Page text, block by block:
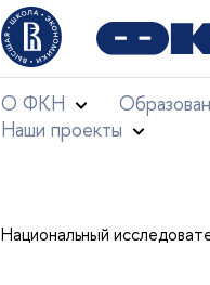
О ФКН
Наши проекты
Национальный